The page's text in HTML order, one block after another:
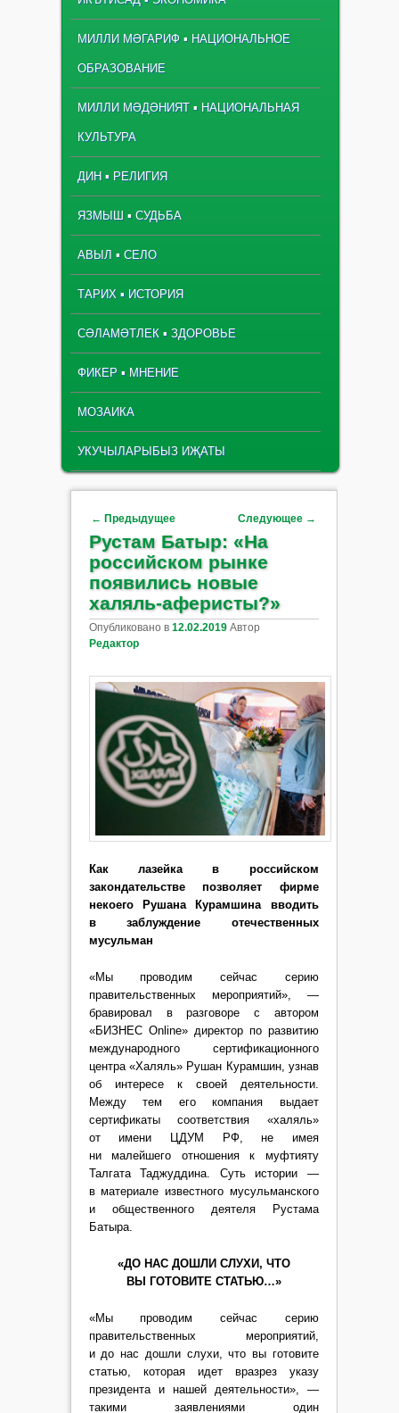
МИЛЛИ МӘГАРИФ ▪ НАЦИОНАЛЬНОЕ
ОБРАЗОВАНИЕ
МИЛЛИ МӘДӘНИЯТ ▪ НАЦИОНАЛЬНАЯ
КУЛЬТУРА
ДИН ▪ РЕЛИГИЯ
ЯЗМЫШ ▪ СУДЬБА
АВЫЛ ▪ СЕЛО
ТАРИХ ▪ ИСТОРИЯ
СӘЛАМӘТЛЕК ▪ ЗДОРОВЬЕ
ФИКЕР ▪ МНЕНИЕ
МОЗАИКА
УКУЧЫЛАРЫБЫЗ ИҖАТЫ
Навигация по записям
← Предыдущее Следующее →
Рустам Батыр: «На
российском рынке
появились новые
халяль-аферисты?»
Опубликовано в 12.02.2019 Автор
Редактор
Как лазейка в российском
закондательстве позволяет фирме
некоего Рушана Курамшина вводить
в заблуждение отечественных
мусульман
«Мы проводим сейчас серию
правительственных мероприятий», —
бравировал в разговоре с автором
«БИЗНЕС Online» директор по развитию
международного сертификационного
центра «Халяль» Рушан Курамшин, узнав
об интересе к своей деятельности.
Между тем его компания выдает
сертификаты соответствия «халяль»
от имени ЦДУМ РФ, не имея
ни малейшего отношения к муфтияту
Талгата Таджуддина. Суть истории —
в материале известного мусульманского
и общественного деятеля Рустама
Батыра.
«ДО НАС ДОШЛИ СЛУХИ, ЧТО
ВЫ ГОТОВИТЕ СТАТЬЮ…»
«Мы проводим сейчас серию
правительственных мероприятий,
и до нас дошли слухи, что вы готовите
статью, которая идет вразрез указу
президента и нашей деятельности», —
такими заявлениями один